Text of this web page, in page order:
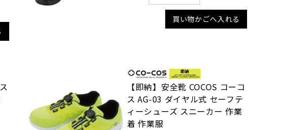
買い物かごへ入れる
【即納】安全靴 COCOS コーコ
ス AG-03 ダイヤル式 セーフテ
ィーシューズ スニーカー 作業
着 作業服